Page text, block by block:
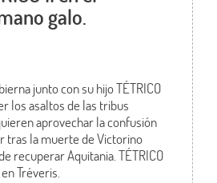
galo.
junto con su hijo TÉTRICO
los asaltos de las tribus
aprovechar la confusión
tras la muerte de Victorino
recuperar Aquitania. TÉTRICO
Tréveris.